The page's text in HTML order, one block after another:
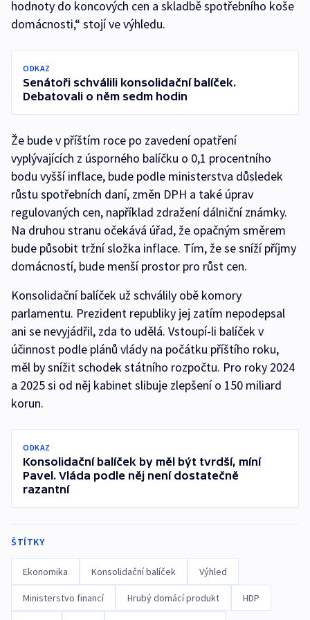
hodnoty do koncových cen a skladbě spotřebního koše
domácnosti,“ stojí ve výhledu.
ODKAZ
Senátoři schválili konsolidační balíček.
Debatovali o něm sedm hodin
Že bude v příštím roce po zavedení opatření
vyplývajících z úsporného balíčku o 0,1 procentního
bodu vyšší inflace, bude podle ministerstva důsledek
růstu spotřebních daní, změn DPH a také úprav
regulovaných cen, například zdražení dálniční známky.
Na druhou stranu očekává úřad, že opačným směrem
bude působit tržní složka inflace. Tím, že se sníží příjmy
domácností, bude menší prostor pro růst cen.
Konsolidační balíček už schválily obě komory
parlamentu. Prezident republiky jej zatím nepodepsal
ani se nevyjádřil, zda to udělá. Vstoupí-li balíček v
účinnost podle plánů vlády na počátku příštího roku,
měl by snížit schodek státního rozpočtu. Pro roky 2024
a 2025 si od něj kabinet slibuje zlepšení o 150 miliard
korun.
ODKAZ
Konsolidační balíček by měl být tvrdší, míní
Pavel. Vláda podle něj není dostatečně
razantní
ŠTÍTKY
Ekonomika Konsolidační balíček Výhled
Ministerstvo financí Hrubý domácí produkt HDP